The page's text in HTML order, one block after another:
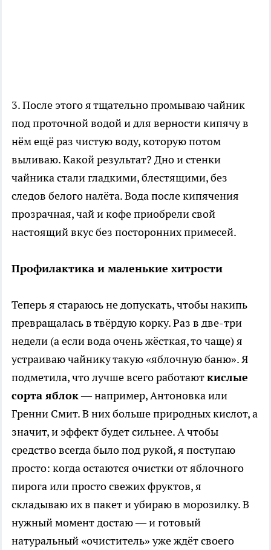
3. После этого я тщательно промываю чайник
под проточной водой и для верности кипячу в
нём ещё раз чистую воду, которую потом
выливаю. Какой результат? Дно и стенки
чайника стали гладкими, блестящими, без
следов белого налёта. Вода после кипячения
прозрачная, чай и кофе приобрели свой
настоящий вкус без посторонних примесей.
Профилактика и маленькие хитрости
Теперь я стараюсь не допускать, чтобы накипь
превращалась в твёрдую корку. Раз в две-три
недели (а если вода очень жёсткая, то чаще) я
устраиваю чайнику такую «яблочную баню». Я
подметила, что лучше всего работаюткислые
сорта яблок— например, Антоновка или
Гренни Смит. В них больше природных кислот, а
значит, и эффект будет сильнее. А чтобы
средство всегда было под рукой, я поступаю
просто: когда остаются очистки от яблочного
пирога или просто свежих фруктов, я
складываю их в пакет и убираю в морозилку. В
нужный момент достаю — и готовый
натуральный «очиститель» уже ждёт своего